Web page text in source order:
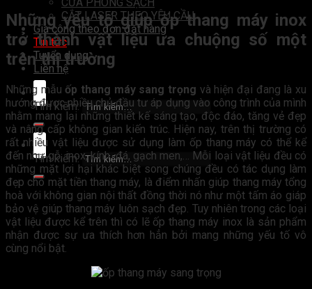
CẮT LASER THEO YÊU CẦU
Gia công theo đơn đặt hàng
Tin tức
Tuyển dụng
Liên hệ
Tìm kiếm:
Tìm kiếm:
Những yếu tố giúp ốp thang máy inox
trở thành vật liệu ưa chuộng số một
trên thị trường
Những mẫu ốp thang máy sang trọng và hiện đại đang là xu
hướng được nhiều chủ đầu tư áp dụng vào công trình của mình
nhằm mang lại những thiết kế sáng tạo, độc đáo, tăng vẻ đẹp
và nâng cấp không gian kiến trúc. Hiện nay, trên thị trường có
rất nhiều vật liệu được sử dụng làm ốp thang máy có thể kể
đến như gỗ, inox, kính, đá, gạch men,… Mỗi loại vật liệu đều có
những mặt lợi hại khác biệt song chúng đều có tác dụng làm
đẹp cho mặt tiền thang máy, là điểm nhấn giúp thang máy tổng
hoà với không gian nội thất đồng thời nó như một tấm áo giáp
bảo vệ giúp thang máy luôn sạch đẹp. Tuy nhiên trong các loại
vật liệu được kể trên thì có lẽ ốp thang máy inox là sản phẩm
nhận được sự ưa thích hơn hẳn bởi mang những yếu tố vô
cùng nổi bật.